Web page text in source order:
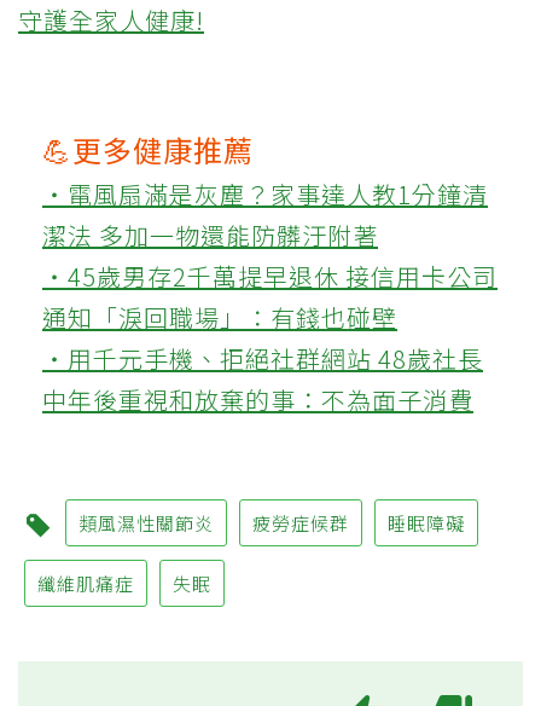
守護全家人健康!
💪更多健康推薦
‧電風扇滿是灰塵？家事達人教1分鐘清
潔法 多加一物還能防髒汙附著
‧45歲男存2千萬提早退休 接信用卡公司
通知「淚回職場」：有錢也碰壁
‧用千元手機、拒絕社群網站 48歲社長
中年後重視和放棄的事：不為面子消費
類風濕性關節炎 疲勞症候群 睡眠障礙
纖維肌痛症 失眠